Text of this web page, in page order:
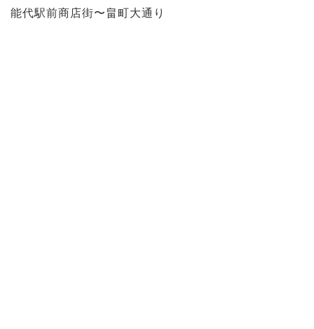
能代駅前商店街〜畠町大通り